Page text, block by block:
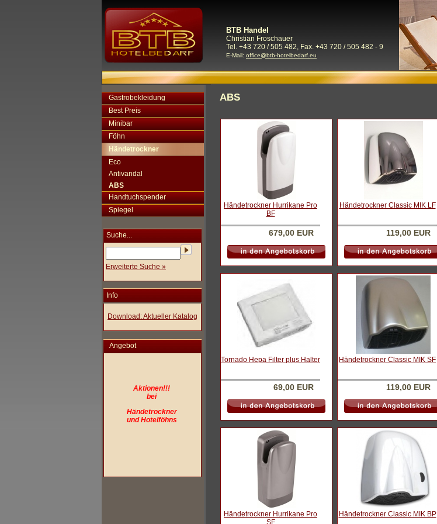
BTB Handel
Christian Froschauer
Tel. +43 720 / 505 482, Fax. +43 720 / 505 482 - 9
E-Mail: office@btb-hotelbedarf.eu
Gastrobekleidung
Best Preis
Minibar
Föhn
Händetrockner
Eco
Antivandal
ABS
Handtuchspender
Spiegel
Suche...
Erweiterte Suche »
Info
Download: Aktueller Katalog
Angebot
Aktionen!!!
bei
Händetrockner
und Hotelföhns
ABS
Händetrockner Hurrikane Pro
BF
679,00 EUR
Händetrockner Classic MIK LF
119,00 EUR
Tornado Hepa Filter plus Halter
69,00 EUR
Händetrockner Classic MIK SF
119,00 EUR
Händetrockner Hurrikane Pro
Händetrockner Classic MIK BP